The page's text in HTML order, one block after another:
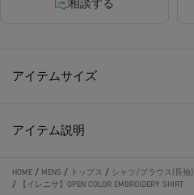
相談する
アイテムサイズ
アイテム説明
HOME / MENS / トップス / シャツ/ブラウス(長袖)
/
【イレニサ】OPEN COLOR EMBROIDERY SHIRT